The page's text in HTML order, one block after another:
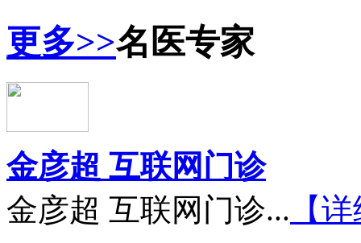
更多>>名医专家
金彦超 互联网门诊
金彦超 互联网门诊... 【